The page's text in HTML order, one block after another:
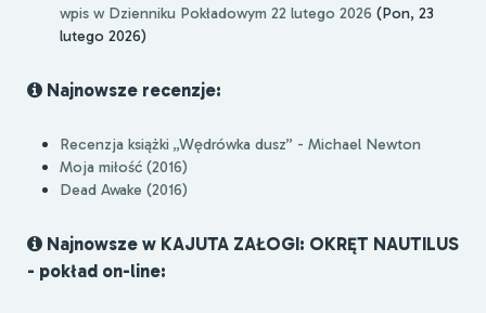
wpis w Dzienniku Pokładowym 22 lutego 2026 (Pon, 23
lutego 2026)
Najnowsze recenzje:
Recenzja książki „Wędrówka dusz” - Michael Newton
Moja miłość (2016)
Dead Awake (2016)
Najnowsze w KAJUTA ZAŁOGI: OKRĘT NAUTILUS
- pokład on-line: